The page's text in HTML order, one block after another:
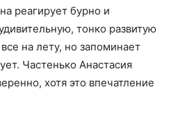
реагирует бурно и
тонко развитую
на лету, но запоминает
Частенько Анастасия
хотя это впечатление